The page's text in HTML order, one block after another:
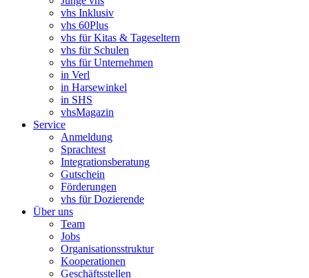
vhs Inklusiv
vhs 60Plus
vhs für Kitas & Tageseltern
vhs für Schulen
vhs für Unternehmen
in Verl
in Harsewinkel
in SHS
vhsMagazin
Service
Anmeldung
Sprachtest
Integrationsberatung
Gutschein
Förderungen
vhs für Dozierende
Über uns
Team
Jobs
Organisationsstruktur
Kooperationen
Geschäftsstellen